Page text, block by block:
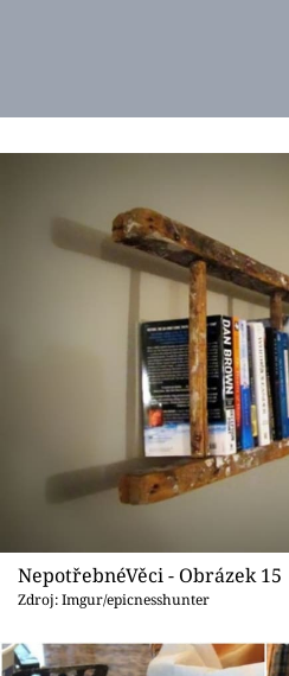
NepotřebnéVěci - Obrázek 15
Zdroj: Imgur/epicnesshunter